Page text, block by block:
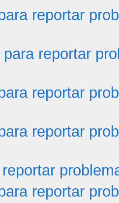
reportar
reportar
reportar
reportar
reportar